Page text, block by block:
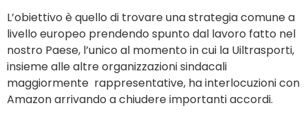
L’obiettivo è quello di trovare una strategia comune a
livello europeo prendendo spunto dal lavoro fatto nel
nostro Paese, l’unico al momento in cui la Uiltrasporti,
insieme alle altre organizzazioni sindacali
maggiormente rappresentative, ha interlocuzioni con
Amazon arrivando a chiudere importanti accordi.